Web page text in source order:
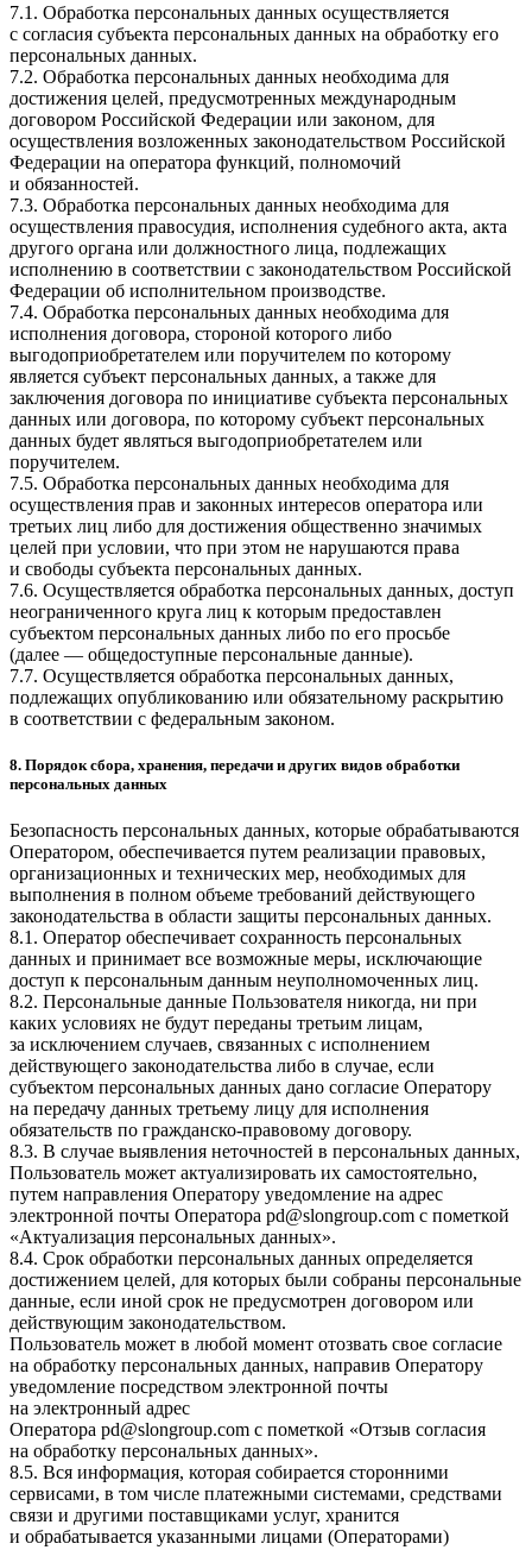
7.1. Обработка персональных данных осуществляется
с согласия субъекта персональных данных на обработку его
персональных данных.
7.2. Обработка персональных данных необходима для
достижения целей, предусмотренных международным
договором Российской Федерации или законом, для
осуществления возложенных законодательством Российской
Федерации на оператора функций, полномочий
и обязанностей.
7.3. Обработка персональных данных необходима для
осуществления правосудия, исполнения судебного акта, акта
другого органа или должностного лица, подлежащих
исполнению в соответствии с законодательством Российской
Федерации об исполнительном производстве.
7.4. Обработка персональных данных необходима для
исполнения договора, стороной которого либо
выгодоприобретателем или поручителем по которому
является субъект персональных данных, а также для
заключения договора по инициативе субъекта персональных
данных или договора, по которому субъект персональных
данных будет являться выгодоприобретателем или
поручителем.
7.5. Обработка персональных данных необходима для
осуществления прав и законных интересов оператора или
третьих лиц либо для достижения общественно значимых
целей при условии, что при этом не нарушаются права
и свободы субъекта персональных данных.
7.6. Осуществляется обработка персональных данных, доступ
неограниченного круга лиц к которым предоставлен
субъектом персональных данных либо по его просьбе
(далее — общедоступные персональные данные).
7.7. Осуществляется обработка персональных данных,
подлежащих опубликованию или обязательному раскрытию
в соответствии с федеральным законом.
8. Порядок сбора, хранения, передачи и других видов обработки
персональных данных
Безопасность персональных данных, которые обрабатываются
Оператором, обеспечивается путем реализации правовых,
организационных и технических мер, необходимых для
выполнения в полном объеме требований действующего
законодательства в области защиты персональных данных.
8.1. Оператор обеспечивает сохранность персональных
данных и принимает все возможные меры, исключающие
доступ к персональным данным неуполномоченных лиц.
8.2. Персональные данные Пользователя никогда, ни при
каких условиях не будут переданы третьим лицам,
за исключением случаев, связанных с исполнением
действующего законодательства либо в случае, если
субъектом персональных данных дано согласие Оператору
на передачу данных третьему лицу для исполнения
обязательств по гражданско-правовому договору.
8.3. В случае выявления неточностей в персональных данных,
Пользователь может актуализировать их самостоятельно,
путем направления Оператору уведомление на адрес
электронной почты Оператора pd@slongroup.com с пометкой
«Актуализация персональных данных».
8.4. Срок обработки персональных данных определяется
достижением целей, для которых были собраны персональные
данные, если иной срок не предусмотрен договором или
действующим законодательством.
Пользователь может в любой момент отозвать свое согласие
на обработку персональных данных, направив Оператору
уведомление посредством электронной почты
на электронный адрес
Оператора pd@slongroup.com с пометкой «Отзыв согласия
на обработку персональных данных».
8.5. Вся информация, которая собирается сторонними
сервисами, в том числе платежными системами, средствами
связи и другими поставщиками услуг, хранится
и обрабатывается указанными лицами (Операторами)